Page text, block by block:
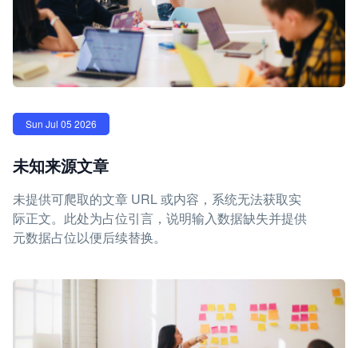
Sun Jul 05 2026
未知来源文章
未提供可爬取的文章 URL 或内容，系统无法获取实
际正文。此处为占位引言，说明输入数据缺失并提供
元数据占位以便后续替换。